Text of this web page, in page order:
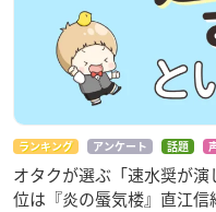
ランキング アンケート 話題
オタクが選ぶ「速水奨が
位は『炎の蜃気楼』直江信